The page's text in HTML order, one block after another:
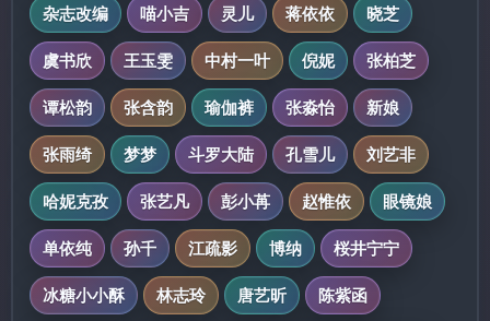
杂志改编
喵小吉 灵儿 蒋依依
晓芝
虞书欣
王玉雯 中村一叶 倪妮
张柏芝
谭松韵
张含韵 瑜伽裤 张淼怡
新娘
张雨绮
梦梦 斗罗大陆 孔雪儿
刘艺非
哈妮克孜
张艺凡 彭小苒 赵惟依
眼镜娘
单依纯
孙千 江疏影 博纳
桜井宁宁
冰糖小小酥
林志玲 唐艺昕
陈紫函